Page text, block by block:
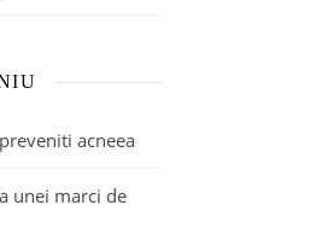
acneea
unei marci de